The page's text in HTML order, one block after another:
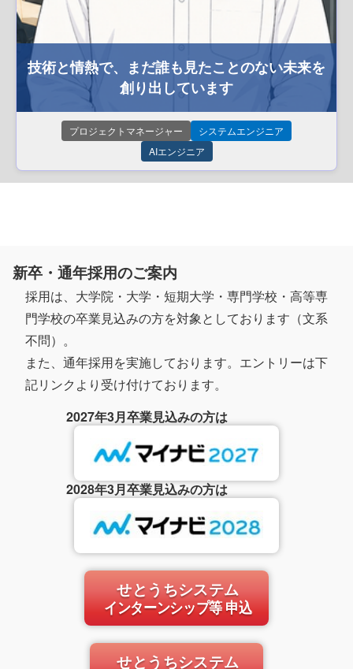
技術と情熱で、まだ誰も見たことのない未来を
創り出しています
プロジェクトマネージャー
システムエンジニア
AIエンジニア
新卒・通年採用のご案内
採用は、大学院・大学・短期大学・専門学校・高等専
門学校の卒業見込みの方を対象としております（文系
不問）。
また、通年採用を実施しております。エントリーは下
記リンクより受け付けております。
2027年3月卒業見込みの方は
2028年3月卒業見込みの方は
せとうちシステム
インターンシップ等 申込
せとうちシステム